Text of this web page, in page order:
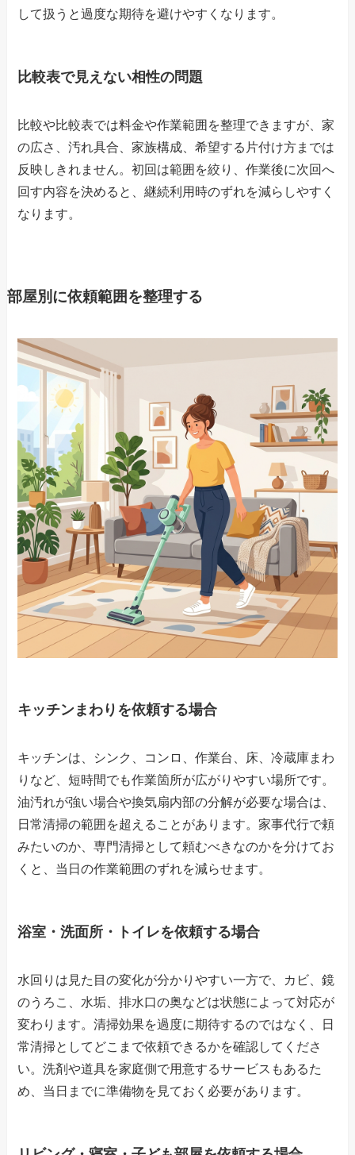
して扱うと過度な期待を避けやすくなります。
比較表で見えない相性の問題
比較や比較表では料金や作業範囲を整理できますが、家
の広さ、汚れ具合、家族構成、希望する片付け方までは
反映しきれません。初回は範囲を絞り、作業後に次回へ
回す内容を決めると、継続利用時のずれを減らしやすく
なります。
部屋別に依頼範囲を整理する
キッチンまわりを依頼する場合
キッチンは、シンク、コンロ、作業台、床、冷蔵庫まわ
りなど、短時間でも作業箇所が広がりやすい場所です。
油汚れが強い場合や換気扇内部の分解が必要な場合は、
日常清掃の範囲を超えることがあります。家事代行で頼
みたいのか、専門清掃として頼むべきなのかを分けてお
くと、当日の作業範囲のずれを減らせます。
浴室・洗面所・トイレを依頼する場合
水回りは見た目の変化が分かりやすい一方で、カビ、鏡
のうろこ、水垢、排水口の奥などは状態によって対応が
変わります。清掃効果を過度に期待するのではなく、日
常清掃としてどこまで依頼できるかを確認してくださ
い。洗剤や道具を家庭側で用意するサービスもあるた
め、当日までに準備物を見ておく必要があります。